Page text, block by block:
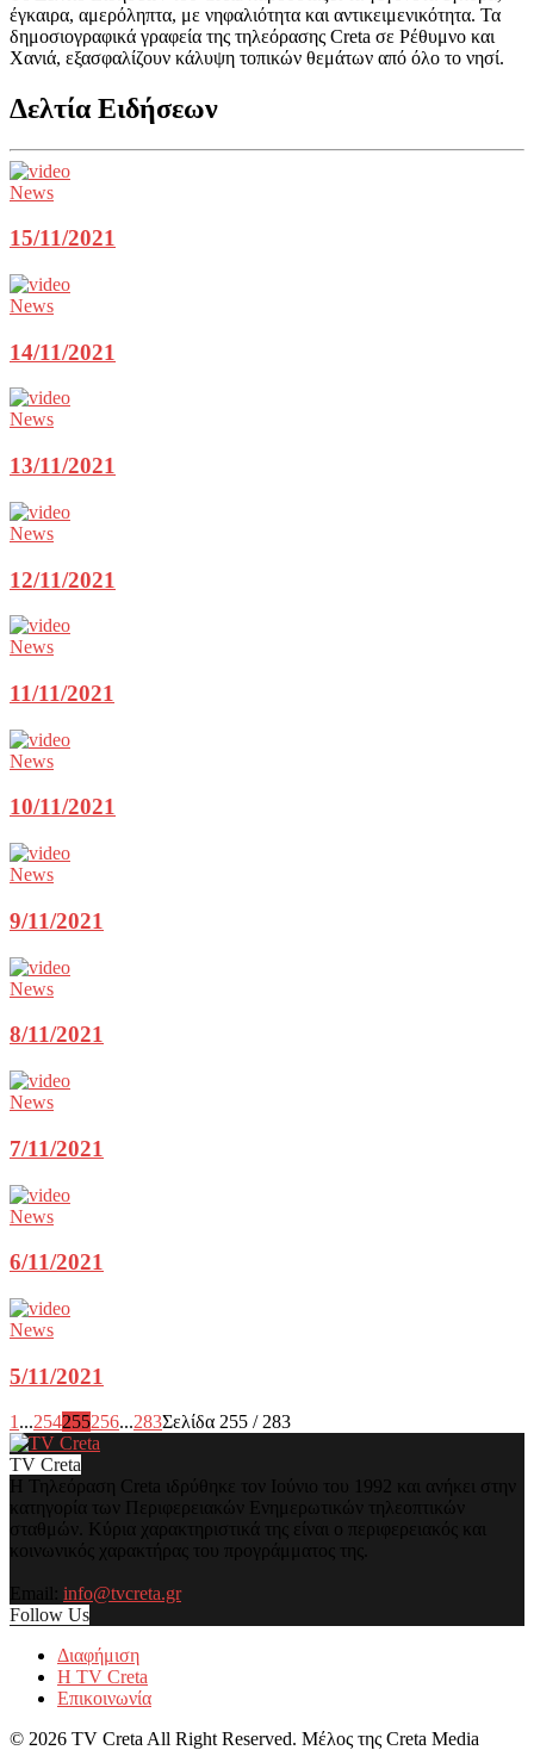
έγκαιρα, αμερόληπτα, με νηφαλιότητα και αντικειμενικότητα. Τα
δημοσιογραφικά γραφεία της τηλεόρασης Creta σε Ρέθυμνο και
Χανιά, εξασφαλίζουν κάλυψη τοπικών θεμάτων από όλο το νησί.
Δελτία Ειδήσεων
News
15/11/2021
News
14/11/2021
News
13/11/2021
News
12/11/2021
News
11/11/2021
News
10/11/2021
News
9/11/2021
News
8/11/2021
News
7/11/2021
News
6/11/2021
News
5/11/2021
1 ...254255256...283Σελίδα 255 / 283
TV Creta
Η Τηλεόραση Creta ιδρύθηκε τον Ιούνιο του 1992 και ανήκει στην
κατηγορία των Περιφερειακών Ενημερωτικών τηλεοπτικών
σταθμών. Κύρια χαρακτηριστικά της είναι ο περιφερειακός και
κοινωνικός χαρακτήρας του προγράμματος της.
Email: info@tvcreta.gr
Follow Us
Διαφήμιση
Η TV Creta
Επικοινωνία
© 2026 TV Creta All Right Reserved. Μέλος της Creta Media